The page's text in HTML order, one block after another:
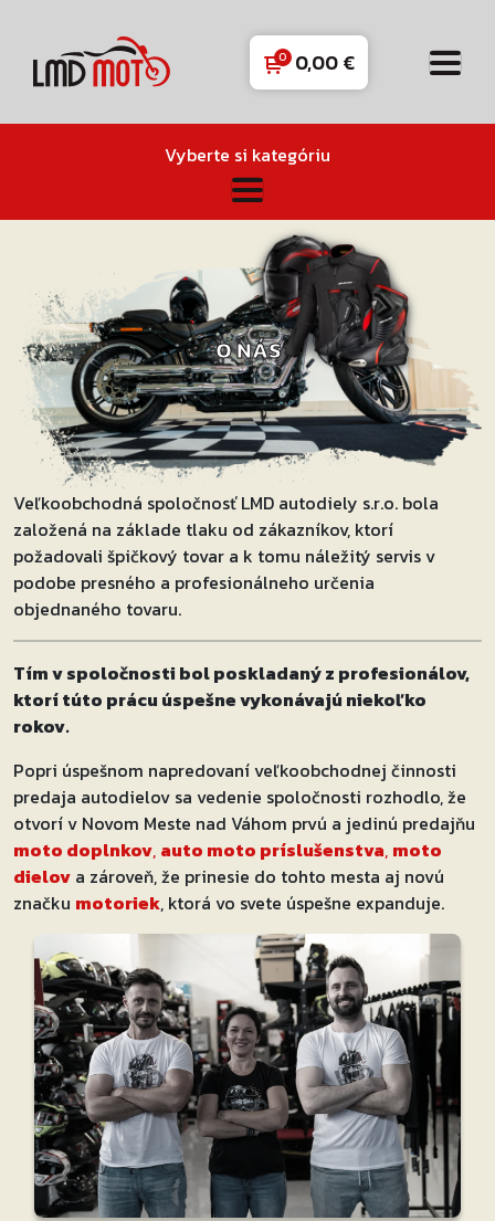
0,00€
Vyberte si kategóriu
O NÁS
Veľkoobchodná spoločnosť LMD autodiely s.r.o. bola
založená na základe tlaku od zákazníkov, ktorí
požadovali špičkový tovar a k tomu náležitý servis v
podobe presného a profesionálneho určenia
objednaného tovaru.
Tím v spoločnosti bol poskladaný z profesionálov,
ktorí túto prácu úspešne vykonávajú niekoľko
rokov.
Popri úspešnom napredovaní veľkoobchodnej činnosti
predaja autodielov sa vedenie spoločnosti rozhodlo, že
otvorí v Novom Meste nad Váhom prvú a jedinú predajňu
moto doplnkov, auto moto príslušenstva, moto
dielov a zároveň, že prinesie do tohto mesta aj novú
značku motoriek, ktorá vo svete úspešne expanduje.